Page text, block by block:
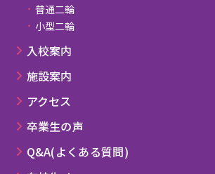
普通二輪
小型二輪
⼊校案内
施設案内
アクセス
卒業⽣の声
Q&A(よくある質問)